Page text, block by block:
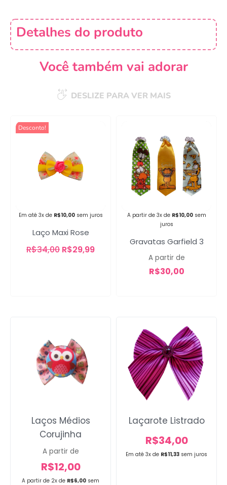
Detalhes do produto
Você também vai adorar
DESLIZE PARA VER MAIS
Desconto!
Em até 3x de R$10,00 sem juros
Laço Maxi Rose
R$34,00 R$29,99
A partir de 3x de R$10,00 sem
juros
Gravatas Garfield 3
A partir de
R$30,00
A partir de 2x de R$6,00 sem
Laços Médios
Corujinha
A partir de
R$12,00
Em até 3x de R$11,33 sem juros
Laçarote Listrado
R$34,00
Campanha lançada com